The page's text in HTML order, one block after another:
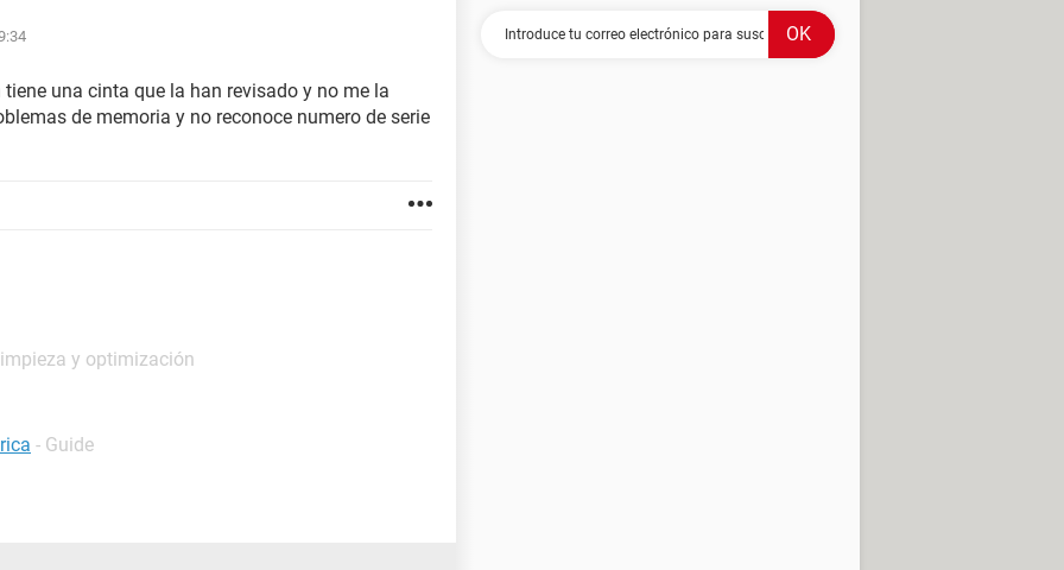
una cinta que la han revisado y no me la
de memoria y no reconoce numero de serie
y optimización
- Guide